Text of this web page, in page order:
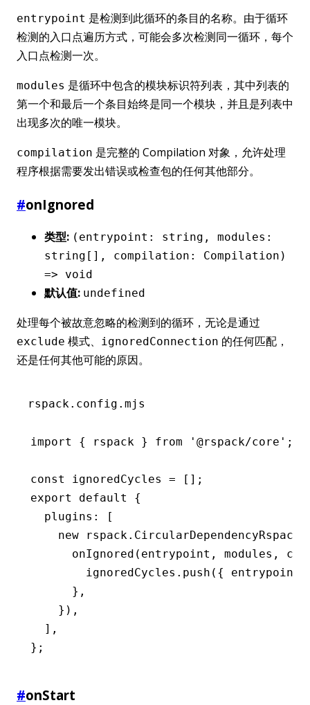
entrypoint 是检测到此循环的条目的名称。由于循环
检测的入口点遍历方式，可能会多次检测同一循环，每个
入口点检测一次。
modules 是循环中包含的模块标识符列表，其中列表的
第一个和最后一个条目始终是同一个模块，并且是列表中
出现多次的唯一模块。
compilation 是完整的 Compilation 对象，允许处理
程序根据需要发出错误或检查包的任何其他部分。
#onIgnored
类型: (entrypoint: string, modules:
string[], compilation: Compilation)
=> void
默认值: undefined
处理每个被故意忽略的检测到的循环，无论是通过
exclude 模式、 ignoredConnection 的任何匹配，
还是任何其他可能的原因。
rspack.config.mjs
import { rspack } from '@rspack/core' ;
const ignoredCycles = [];
export
default
{
  plugins
:
[
    new
rspack
      onIgnored
(entrypoint , modules ,
        ignoredCycles
.push ({ entrypoint
      }
,
    })
,
  ]
,
};
#onStart